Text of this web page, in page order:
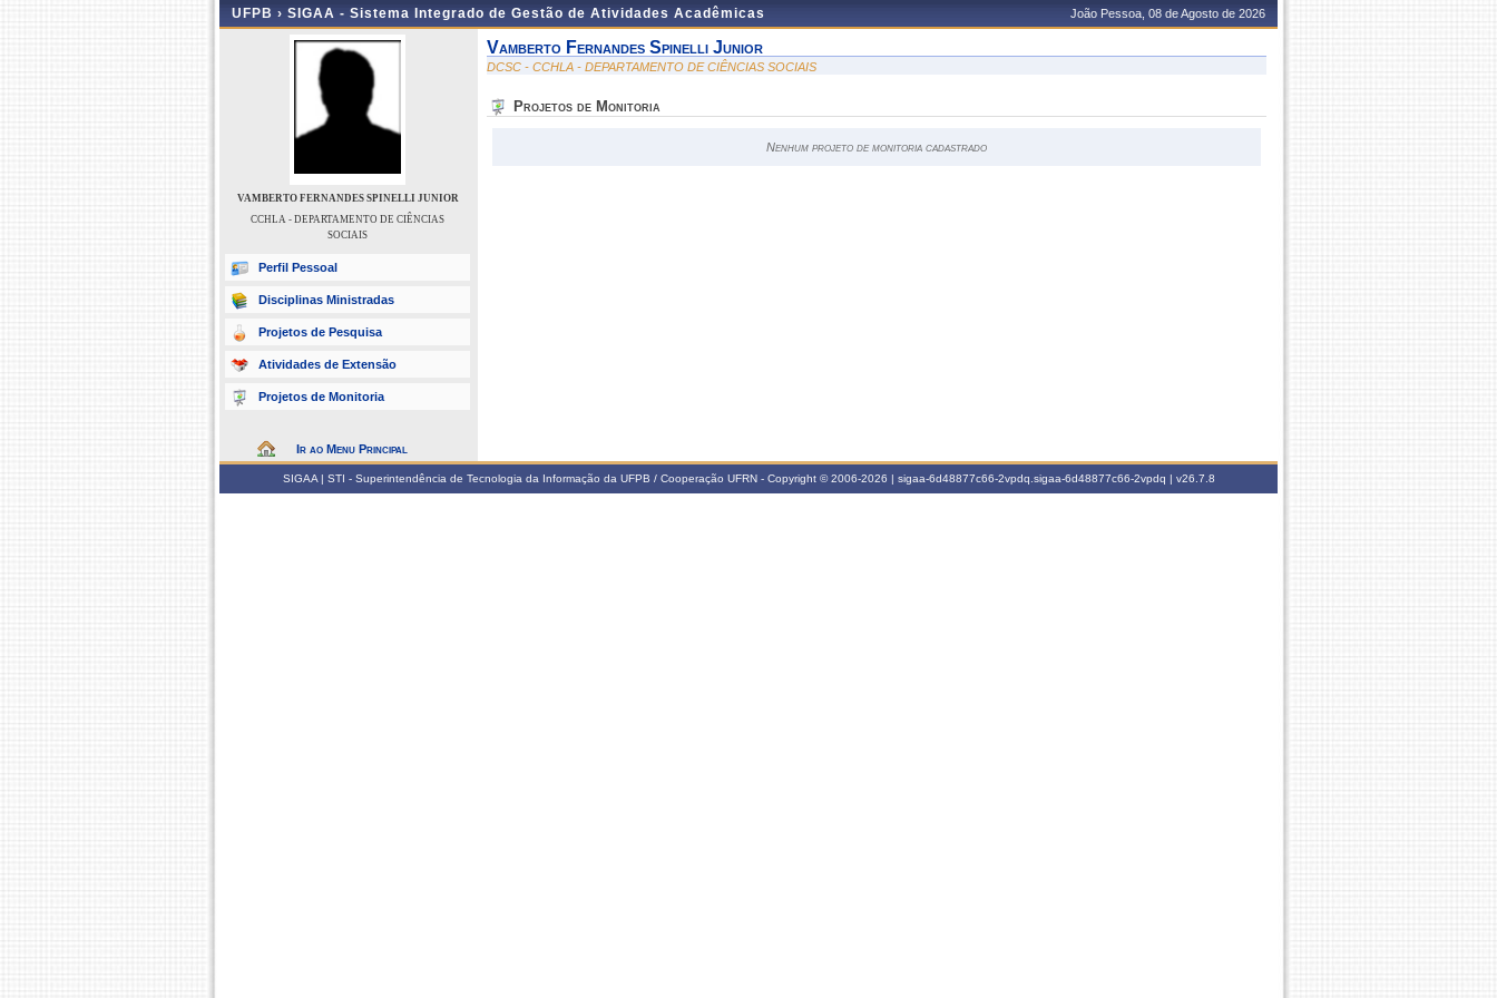
UFPB › SIGAA - Sistema Integrado de Gestão de Atividades Acadêmicas João Pessoa, 08 de Agosto de 2026
VAMBERTO FERNANDES SPINELLI JUNIOR
CCHLA - DEPARTAMENTO DE CIÊNCIAS
SOCIAIS
Perfil Pessoal
Disciplinas Ministradas
Projetos de Pesquisa
Atividades de Extensão
Projetos de Monitoria
Ir ao Menu Principal
Vamberto Fernandes Spinelli Junior
DCSC - CCHLA - DEPARTAMENTO DE CIÊNCIAS SOCIAIS
Projetos de Monitoria
Nenhum projeto de monitoria cadastrado
SIGAA | STI - Superintendência de Tecnologia da Informação da UFPB / Cooperação UFRN - Copyright © 2006-2026 | sigaa-6d48877c66-2vpdq.sigaa-6d48877c66-2vpdq | v26.7.8